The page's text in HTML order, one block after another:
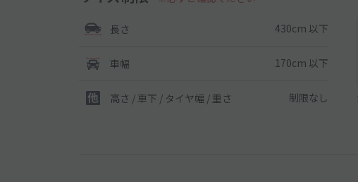
長さ 430cm 以下
車幅 170cm 以下
高さ / 車下 / タイヤ幅 / 重さ 制限なし